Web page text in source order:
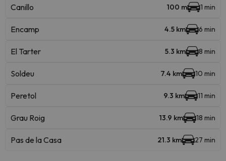
Canillo 100 m 1 min
Encamp 4.5 km 6 min
El Tarter 5.3 km 8 min
Soldeu 7.4 km 10 min
Peretol 9.3 km 11 min
Grau Roig 13.9 km 18 min
Pas de la Casa 21.3 km 27 min